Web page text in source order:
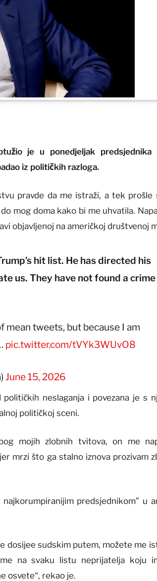
je u ponedjeljak predsjednika
iz političkih razloga.
pravde da me istraži, a tek prošle
mog doma kako bi me uhvatila.
objavljenoj na američkoj društvenoj
hit list. He has directed his
us. They have not found a crime
mean tweets, but because I am
pic.twitter.com/tVYk3WUvO8
June 15, 2026
neslaganja i povezana je s
političkoj sceni.
mojih zlobnih tvitova, on me
mrzi što ga stalno iznova prozivam
predsjednikom” u
dosijee sudskim putem, možete me
na svaku listu neprijatelja koju
osvete“, rekao je.